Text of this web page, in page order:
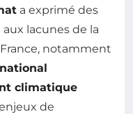
a exprimé des
lacunes de la
notamment
climatique
de